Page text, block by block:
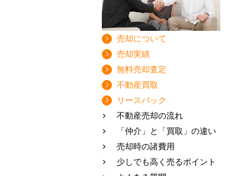
売却について
売却実績
無料売却査定
不動産買取
リースバック
不動産売却の流れ
「仲介」と「買取」の違い
売却時の諸費用
少しでも高く売るポイント